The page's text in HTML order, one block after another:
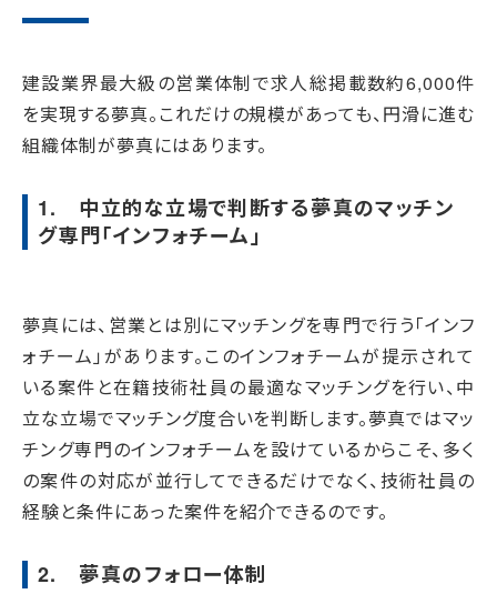
建設業界最大級の営業体制で求人総掲載数約6,000件
を実現する夢真。これだけの規模があっても、円滑に進む
組織体制が夢真にはあります。
1. 中立的な立場で判断する夢真のマッチン
グ専門「インフォチーム」
夢真には、営業とは別にマッチングを専門で行う「インフ
ォチーム」があります。このインフォチームが提示されて
いる案件と在籍技術社員の最適なマッチングを行い、中
立な立場でマッチング度合いを判断します。夢真ではマッ
チング専門のインフォチームを設けているからこそ、多く
の案件の対応が並行してできるだけでなく、技術社員の
経験と条件にあった案件を紹介できるのです。
2. 夢真のフォロー体制